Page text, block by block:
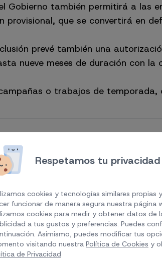
Gobierno también permitirá a las
provisional, que se convertirá en
prevé también una
nueve meses de duración con
o trabajos de temporada,
ha gustado
Respetamos tu privacidad
cookies y tecnologías similares
funcionar de manera segura nuestra página
cookies para medir y obtener datos de
a tus gustos y preferencias. Puedes
Asimismo, puedes modificar tus
visitando nuestra Política de Cookies y
de Privacidad